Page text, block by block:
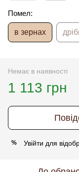
Помел:
в зернах
Немає в наявності
1 113 грн
% Увійти для